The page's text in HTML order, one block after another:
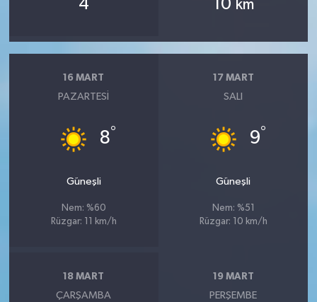
4 10 km
16 MART
PAZARTESI
8°
Güneşli
Nem: %60
Rüzgar: 11 km/h
17 MART
SALI
9°
Güneşli
Nem: %51
Rüzgar: 10 km/h
18 MART
ÇARŞAMBA
19 MART
PERŞEMBE